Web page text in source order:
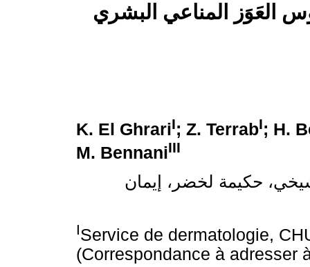
العَوَز المناعي البشري
K. El GhrariI; Z. TerrabI; H.
M. BennaniIII
حكيمة لخضر، إيمان
IService de dermatologie,
(Correspondance à adresser